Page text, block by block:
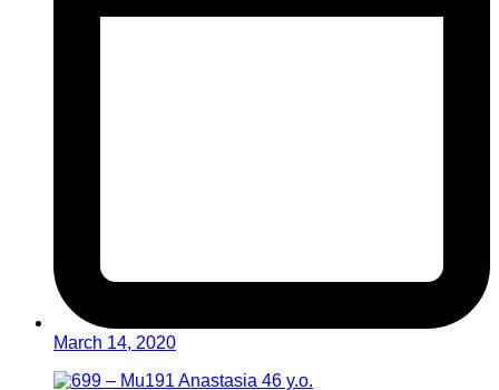
March 14, 2020